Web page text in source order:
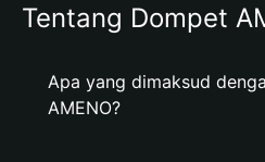
Tentang Dompet
Apa yang dimaksud
AMENO?